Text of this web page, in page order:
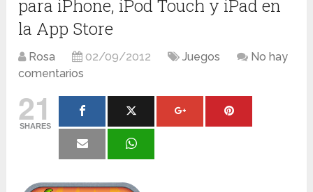
para iPhone, iPod Touch y iPad en
la App Store
Rosa 02/09/2012 Juegos
No hay
comentarios
21
SHARES